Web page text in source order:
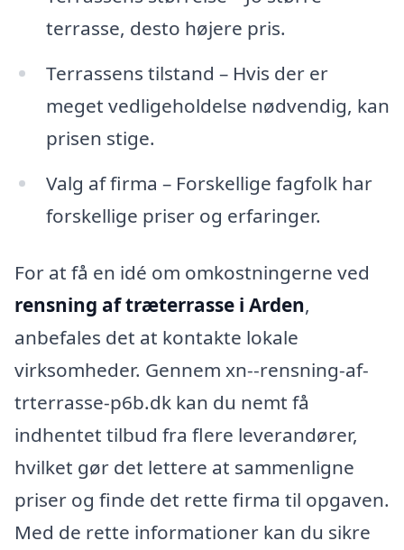
terrasse, desto højere pris.
Terrassens tilstand – Hvis der er
meget vedligeholdelse nødvendig, kan
prisen stige.
Valg af firma – Forskellige fagfolk har
forskellige priser og erfaringer.
For at få en idé om omkostningerne ved
rensning af træterrasse i Arden,
anbefales det at kontakte lokale
virksomheder. Gennem xn--rensning-af-
trterrasse-p6b.dk kan du nemt få
indhentet tilbud fra flere leverandører,
hvilket gør det lettere at sammenligne
priser og finde det rette firma til opgaven.
Med de rette informationer kan du sikre